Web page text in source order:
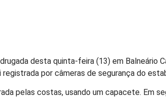
desta quinta-feira (13) em Balneário
por câmeras de segurança do
pelas costas, usando um capacete. Em